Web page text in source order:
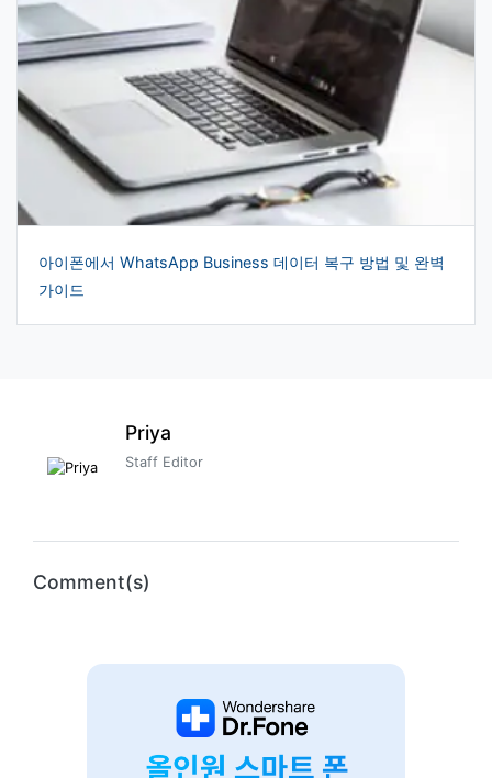
아이폰에서 WhatsApp Business 데이터 복구 방법 및 완벽
가이드
Priya
Staff Editor
Comment(s)